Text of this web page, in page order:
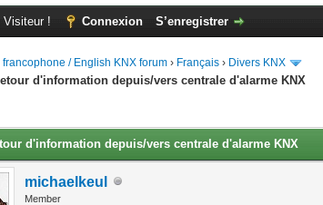
Visiteur ! Connexion S’enregistrer
francophone / English KNX forum › Français › Divers KNX
d'information depuis/vers centrale d'alarme KNX
d'information depuis/vers centrale d'alarme KNX
michaelkeul
Member